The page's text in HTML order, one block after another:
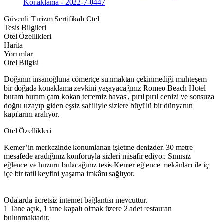
Konaklama - 2022-7-0447
Güvenli Turizm Sertifikalı Otel
Tesis Bilgileri
Otel Özellikleri
Harita
Yorumlar
Otel Bilgisi
Doğanın insanoğluna cömertçe sunmaktan çekinmediği muhteşem
bir doğada konaklama zevkini yaşayacağınız Romeo Beach Hotel
buram buram çam kokan tertemiz havası, pırıl pırıl denizi ve sonsuza
doğru uzayıp giden eşsiz sahiliyle sizlere büyülü bir dünyanın
kapılarını aralıyor.
Otel Özellikleri
Kemer’in merkezinde konumlanan işletme denizden 30 metre
mesafede aradığınız konforuyla sizleri misafir ediyor. Sınırsız
eğlence ve huzuru bulacağınız tesis Kemer eğlence mekânları ile iç
içe bir tatil keyfini yaşama imkânı sağlıyor.
Odalarda ücretsiz internet bağlantısı mevcuttur.
1 Tane açık, 1 tane kapalı olmak üzere 2 adet restauran
bulunmaktadır.